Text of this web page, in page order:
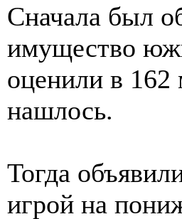
Сначала был
имущество
оценили в
нашлось.
Тогда
игрой на